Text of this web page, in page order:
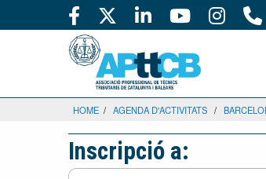
HOME / AGENDA D'ACTIVITATS /
Inscripció a: